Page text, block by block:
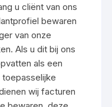
u cliënt van ons
bewaren
van onze
Als u dit bij ons
als een
wij facturen